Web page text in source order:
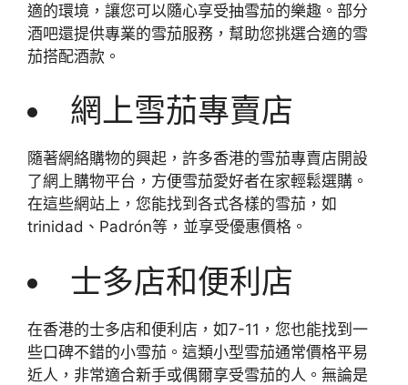
適的環境，讓您可以隨心享受抽雪茄的樂趣。部分
酒吧還提供專業的雪茄服務，幫助您挑選合適的雪
茄搭配酒款。
網上雪茄專賣店
隨著網絡購物的興起，許多香港的雪茄專賣店開設
了網上購物平台，方便雪茄愛好者在家輕鬆選購。
在這些網站上，您能找到各式各樣的雪茄，如
trinidad、Padrón等，並享受優惠價格。
士多店和便利店
在香港的士多店和便利店，如7-11，您也能找到一
些口碑不錯的小雪茄。這類小型雪茄通常價格平易
近人，非常適合新手或偶爾享受雪茄的人。無論是